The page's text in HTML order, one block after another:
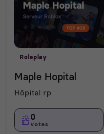
Roleplay
Maple Hopital
Hôpital rp
0
votes